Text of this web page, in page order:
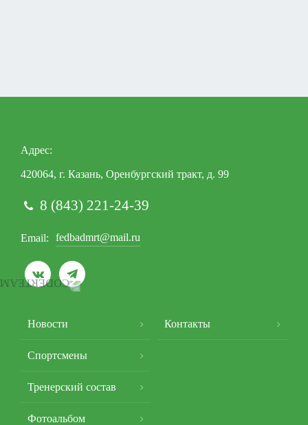
Адрес
420064, г. Казань, Оренбургский тракт, д. 99
8 (843) 221-24-39
Email fedbadmrt@mail.ru
 
Подвал
Новости
Спортсмены
Тренерский состав
Фотоальбом
Контакты